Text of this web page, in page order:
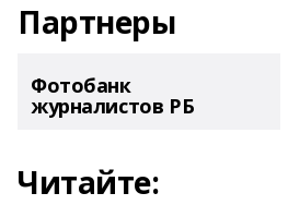
Партнеры
Фотобанк
журналистов РБ
Читайте: